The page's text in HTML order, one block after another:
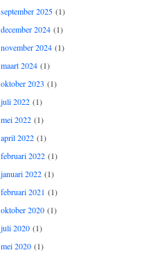
september 2025 (1)
december 2024 (1)
november 2024 (1)
maart 2024 (1)
oktober 2023 (1)
juli 2022 (1)
mei 2022 (1)
april 2022 (1)
februari 2022 (1)
januari 2022 (1)
februari 2021 (1)
oktober 2020 (1)
juli 2020 (1)
mei 2020 (1)